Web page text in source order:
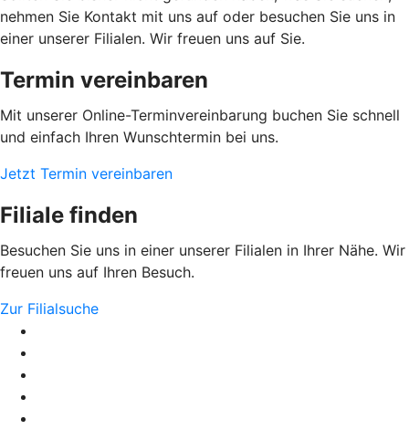
nehmen Sie Kontakt mit uns auf oder besuchen Sie uns in
einer unserer Filialen. Wir freuen uns auf Sie.
Termin vereinbaren
Mit unserer Online-Terminvereinbarung buchen Sie schnell
und einfach Ihren Wunschtermin bei uns.
Jetzt Termin vereinbaren
Filiale finden
Besuchen Sie uns in einer unserer Filialen in Ihrer Nähe. Wir
freuen uns auf Ihren Besuch.
Zur Filialsuche